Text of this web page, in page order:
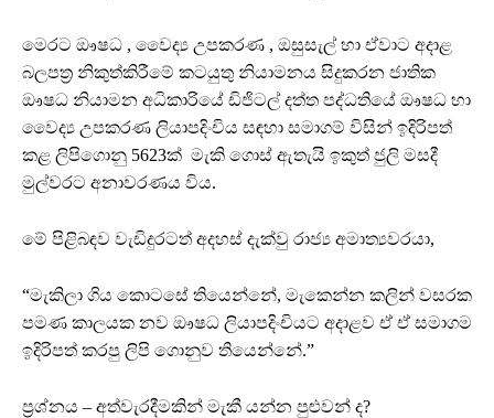
මෙරට ඖෂධ , වෛද්‍ය උපකරණ , ඔසුසැල් හා ඒවාට අදාළ
බලපත්‍ර නිකුත්කිරීමේ කටයුතු නියාමනය සිදුකරන ජාතික
ඖෂධ නියාමන අධිකාරියේ ඩිජිටල් දත්ත පද්ධතියේ ඖෂධ හා
වෛද්‍ය උපකරණ ලියාපදිංචිය සඳහා සමාගම් විසින් ඉදිරිපත්
කළ ලිපිගොනු 5623ක් මැකි ගොස් ඇතැයි ඉකුත් ජුලි මසදී
මුල්වරට අනාවරණය විය.
මේ පිළිබඳව වැඩිදුරටත් අදහස් දැක්වු රාජ්‍ය අමාත්‍යවරයා,
“මැකිලා ගිය කොටසේ තියෙන්නේ, මැකෙන්න කලින් වසරක
පමණ කාලයක නව ඖෂධ ලියාපදිංචියට අදාළව ඒ ඒ සමාගම
ඉදිරිපත් කරපු ලිපි ගොනුව තියෙන්නේ.”
ප්‍රශ්නය – අත්වැරදීමකින් මැකී යන්න පුළුවන් ද?